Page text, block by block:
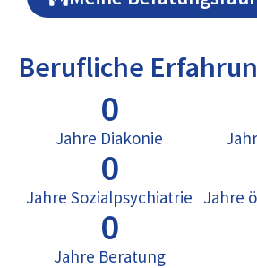
Berufliche
0
Jahre Diakonie
0
Jahre Sozialpsychiatrie Jahre
0
Jahre Beratung